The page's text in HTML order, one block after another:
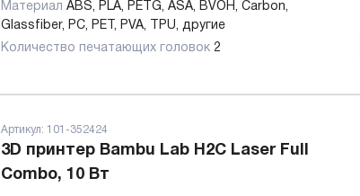
Материал ABS, PLA, PETG, ASA, BVOH, Carbon,
Glassfiber, PC, PET, PVA, TPU, другие
Количество печатающих головок 2
Артикул: 101-352424
3D принтер Bambu Lab H2C Laser Full
Combo, 10 Вт